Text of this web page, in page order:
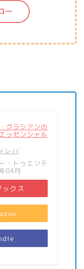
グラシアンの
ッセンシャル
レバ
・トゥエンテ
04月
ックス